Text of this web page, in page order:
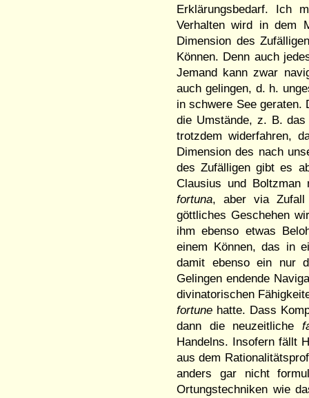
Erklärungsbedarf. Ich
Verhalten wird in dem
Dimension des
Können. Denn auch
Jemand kann zwar
auch gelingen, d. h.
in schwere See geraten.
die Umstände, z. B.
trotzdem widerfahren,
Dimension des nach
des Zufälligen gibt es
Clausius und
fortuna, aber via Zufall
göttliches Geschehen
ihm ebenso etwas
einem Können, das in
damit ebenso ein nur
Gelingen endende
divinatorischen
fortune hatte. Dass
dann die neuzeitliche
Handelns. Insofern fällt
aus dem
anders gar nicht
Ortungstechniken wie